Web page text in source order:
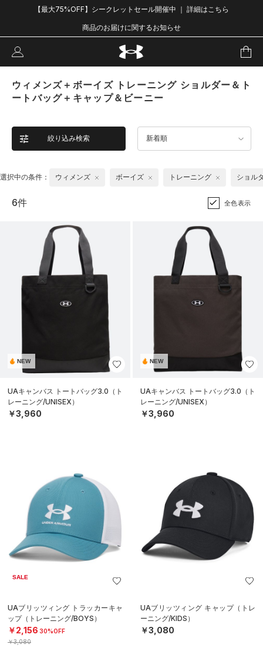
【最大75%OFF】シークレットセール開催中 ｜ 詳細はこちら
商品のお届けに関するお知らせ
ウィメンズ＋ボーイズ トレーニング ショルダー＆ト
ートバッグ＋キャップ＆ビーニー
絞り込み検索 新着順
選択中の条件： ウィメンズ ボーイズ トレーニング ショル
6件 全色表示
NEW
UAキャンバス トートバッグ3.0（ト
レーニング/UNISEX）
￥3,960
NEW
UAキャンバス トートバッグ3.0（ト
レーニング/UNISEX）
￥3,960
SALE
UAブリッツィング トラッカーキャ
ップ（トレーニング/BOYS）
￥2,156 30%OFF
￥3,080
UAブリッツィング キャップ（トレ
ーニング/KIDS）
￥3,080